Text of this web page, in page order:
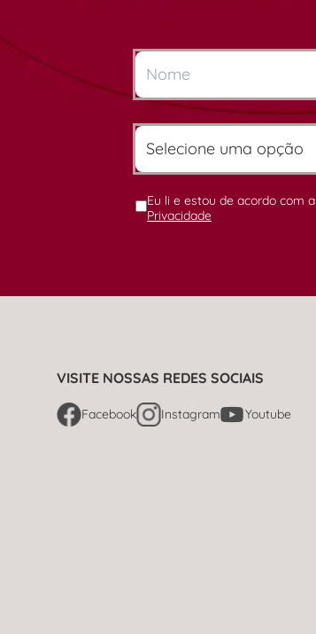
Eu li e estou de acordo com a
Privacidade
VISITE NOSSAS REDES SOCIAIS
Facebook Instagram Youtube